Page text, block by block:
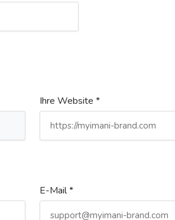
Ihre Website *
E-Mail *